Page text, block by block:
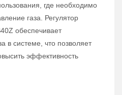
где необходимо
газа. Регулятор
обеспечивает
в системе, что позволяет
эффективность